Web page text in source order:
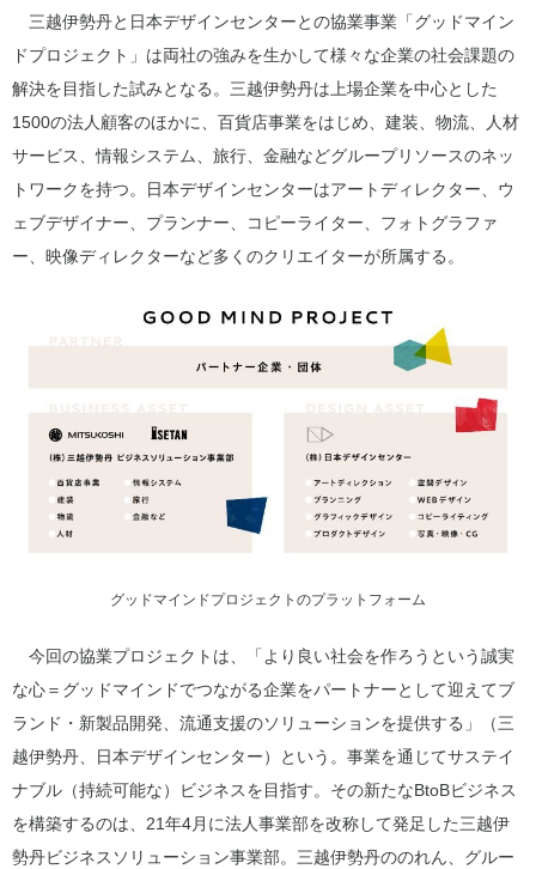
三越伊勢丹と日本デザインセンターとの協業事業「グッドマイン
ドプロジェクト」は両社の強みを生かして様々な企業の社会課題の
解決を目指した試みとなる。三越伊勢丹は上場企業を中心とした
1500の法人顧客のほかに、百貨店事業をはじめ、建装、物流、人材
サービス、情報システム、旅行、金融などグループリソースのネッ
トワークを持つ。日本デザインセンターはアートディレクター、ウ
ェブデザイナー、プランナー、コピーライター、フォトグラファ
ー、映像ディレクターなど多くのクリエイターが所属する。
グッドマインドプロジェクトのプラットフォーム
今回の協業プロジェクトは、「より良い社会を作ろうという誠実
な心＝グッドマインドでつながる企業をパートナーとして迎えてブ
ランド・新製品開発、流通支援のソリューションを提供する」（三
越伊勢丹、日本デザインセンター）という。事業を通じてサステイ
ナブル（持続可能な）ビジネスを目指す。その新たなBtoBビジネス
を構築するのは、21年4月に法人事業部を改称して発足した三越伊
勢丹ビジネスソリューション事業部。三越伊勢丹ののれん、グルー